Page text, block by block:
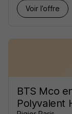
Voir l’offre
BTS Mco
Polyvalent